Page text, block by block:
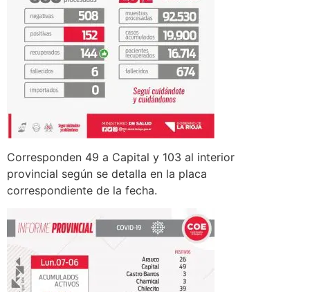
Corresponden 49 a Capital y 103 al interior
provincial según se detalla en la placa
correspondiente de la fecha.